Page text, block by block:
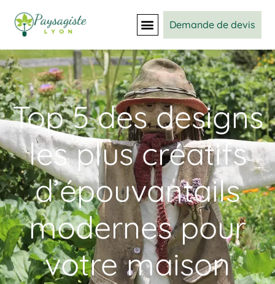
Demande de devis
Top 5 des designs
les plus créatifs
d’épouvantails
modernes pour
votre maison